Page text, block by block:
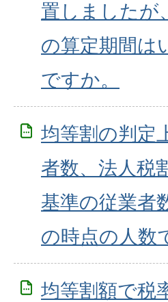
置しましたが
の算定期間は
ですか。
均等割の判定
者数、法人税
基準の従業者
の時点の人数
均等割額で税